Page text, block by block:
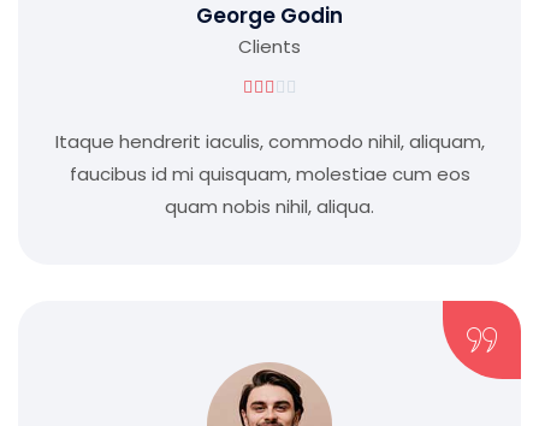
George Godin
Clients
    
Itaque hendrerit iaculis, commodo nihil, aliquam,
faucibus id mi quisquam, molestiae cum eos
quam nobis nihil, aliqua.